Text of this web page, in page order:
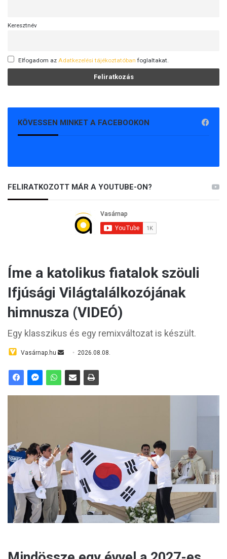
Keresztnév
Elfogadom az Adatkezelési tájékoztatóban foglaltakat.
KÖVESSEN MINKET A FACEBOOKON
FELIRATKOZOTT MÁR A YOUTUBE-ON?